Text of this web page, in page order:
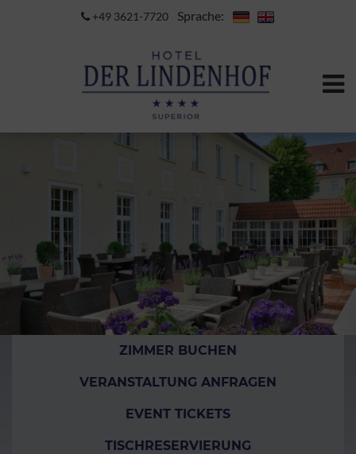
+49 3621-7720 Sprache:
ZIMMER BUCHEN
VERANSTALTUNG ANFRAGEN
EVENT TICKETS
TISCHRESERVIERUNG